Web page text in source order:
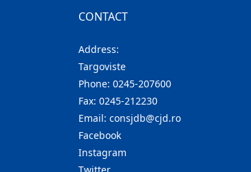
CONTACT
Address:
Targoviste
Phone: 0245-207600
Fax: 0245-212230
Email: consjdb@cjd.ro
Facebook
Instagram